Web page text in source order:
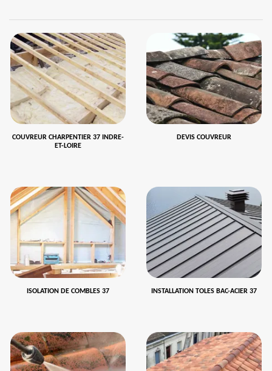
COUVREUR CHARPENTIER 37 INDRE-
ET-LOIRE
DEVIS COUVREUR
ISOLATION DE COMBLES 37 INSTALLATION TOLES BAC-ACIER 37